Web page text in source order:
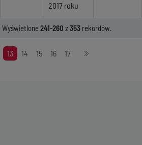
2017 roku
Wyświetlone241-260 z353 rekordów.
13 14 15 16 17